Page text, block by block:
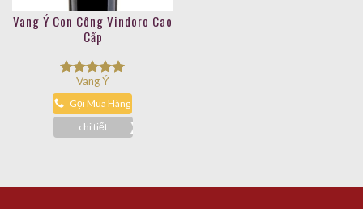
Vang Ý Con Công Vindoro Cao
Cấp
Được xếp
hạng 5.00
5 sao
Vang Ý
Gọi Mua Hàng
chi tiết